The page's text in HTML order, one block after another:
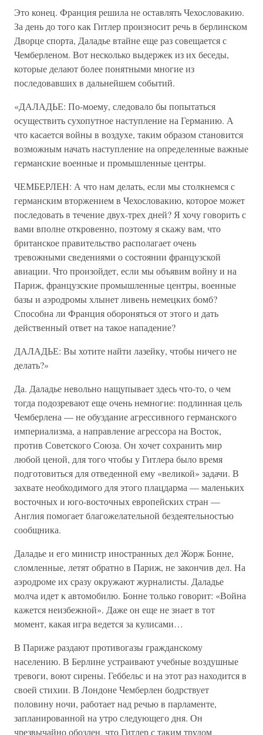
Это конец. Франция решила не оставлять Чехословакию.
За день до того как Гитлер произносит речь в берлинском
Дворце спорта, Даладье втайне еще раз совещается с
Чемберленом. Вот несколько выдержек из их беседы,
которые делают более понятными многие из
последовавших в дальнейшем событий.
«ДАЛАДЬЕ: По-моему, следовало бы попытаться
осуществить сухопутное наступление на Германию. А
что касается войны в воздухе, таким образом становится
возможным начать наступление на определенные важные
германские военные и промышленные центры.
ЧЕМБЕРЛЕН: А что нам делать, если мы столкнемся с
германским вторжением в Чехословакию, которое может
последовать в течение двух-трех дней? Я хочу говорить с
вами вполне откровенно, поэтому я скажу вам, что
британское правительство располагает очень
тревожными сведениями о состоянии французской
авиации. Что произойдет, если мы объявим войну и на
Париж, французские промышленные центры, военные
базы и аэродромы хлынет ливень немецких бомб?
Способна ли Франция обороняться от этого и дать
действенный ответ на такое нападение?
ДАЛАДЬЕ: Вы хотите найти лазейку, чтобы ничего не
делать?»
Да. Даладье невольно нащупывает здесь что-то, о чем
тогда подозревают еще очень немногие: подлинная цель
Чемберлена — не обуздание агрессивного германского
империализма, а направление агрессора на Восток,
против Советского Союза. Он хочет сохранить мир
любой ценой, для того чтобы у Гитлера было время
подготовиться для отведенной ему «великой» задачи. В
захвате необходимого для этого плацдарма — маленьких
восточных и юго-восточных европейских стран —
Англия помогает благожелательной бездеятельностью
сообщника.
Даладье и его министр иностранных дел Жорж Бонне,
сломленные, летят обратно в Париж, не закончив дел. На
аэродроме их сразу окружают журналисты. Даладье
молча идет к автомобилю. Бонне только говорит: «Война
кажется неизбежной». Даже он еще не знает в тот
момент, какая игра ведется за кулисами…
В Париже раздают противогазы гражданскому
населению. В Берлине устраивают учебные воздушные
тревоги, воют сирены. Геббельс и на этот раз находится в
своей стихии. В Лондоне Чемберлен бодрствует
половину ночи, работает над речью в парламенте,
запланированной на утро следующего дня. Он
чрезвычайно обозлен, что Гитлер с таким трудом